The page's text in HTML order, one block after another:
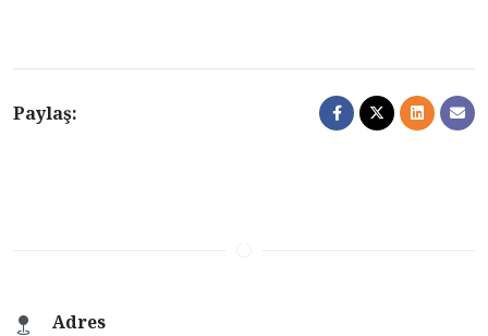
Paylaş:
Adres